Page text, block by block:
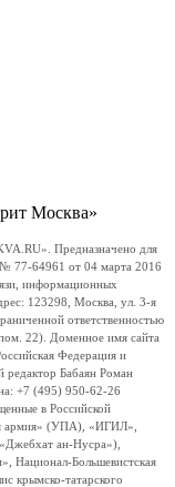
Москва»
Предназначено для
77-64961 от 04 марта 2016
информационных
123298, Москва, ул. 3-я
ответственностью
22). Доменное имя сайта
Федерация и
редактор Бабаян Роман
+7 (495) 950-62-26
в Российской
армия» (УПА), «ИГИЛ»,
ан-Нусра»),
Национал-Большевистская
крымско-татарского